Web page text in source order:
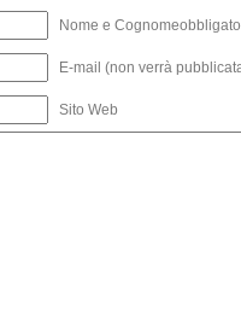
Nome e
E-mail (non verrà
Sito Web